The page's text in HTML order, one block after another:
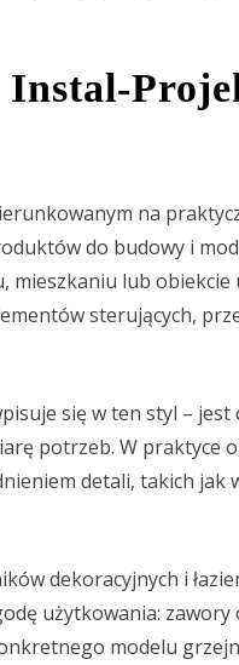
Instal-
na
do budowy i
mieszkaniu lub obiekcie
sterujących,
się w ten styl – jest
potrzeb. W praktyce
detali, takich jak
dekoracyjnych i
użytkowania: zawory
modelu